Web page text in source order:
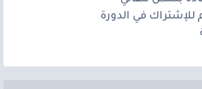
للإشتراك في الدورة